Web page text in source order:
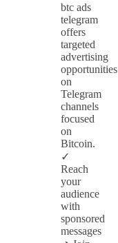
btc ads
telegram
offers
targeted
advertising
opportunities
on
Telegram
channels
focused
on
Bitcoin.
✓
Reach
your
audience
with
sponsored
messages